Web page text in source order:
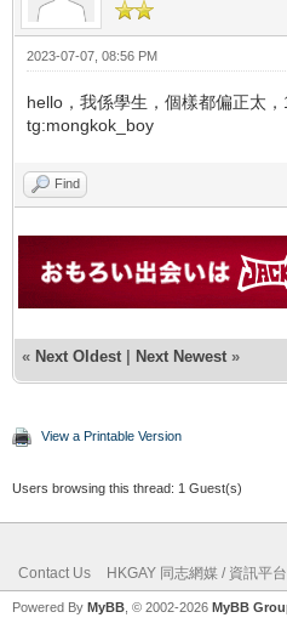
2023-07-07, 08:56 PM
hello，我係學生，個樣都偏正太
tg:mongkok_boy
Find
« Next Oldest | Next Newest »
View a Printable Version
Users browsing this thread: 1 Guest(s)
Contact Us HKGAY 同志網媒 / 資訊平台
Powered By MyBB , © 2002-2026 MyBB